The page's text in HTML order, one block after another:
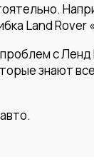
Land Rover
с
знают